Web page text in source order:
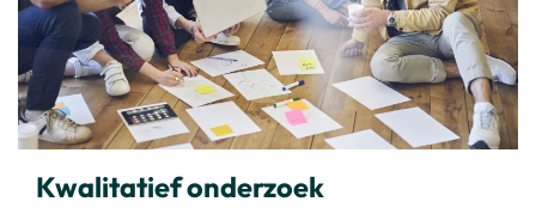
Kwalitatief onderzoek